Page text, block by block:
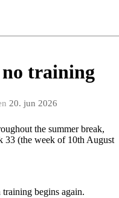
training
20. jun 2026
the summer break,
33 (the week of 10th August
begins again.